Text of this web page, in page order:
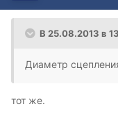
В 25.08.2013 в
Диаметр
тот же.